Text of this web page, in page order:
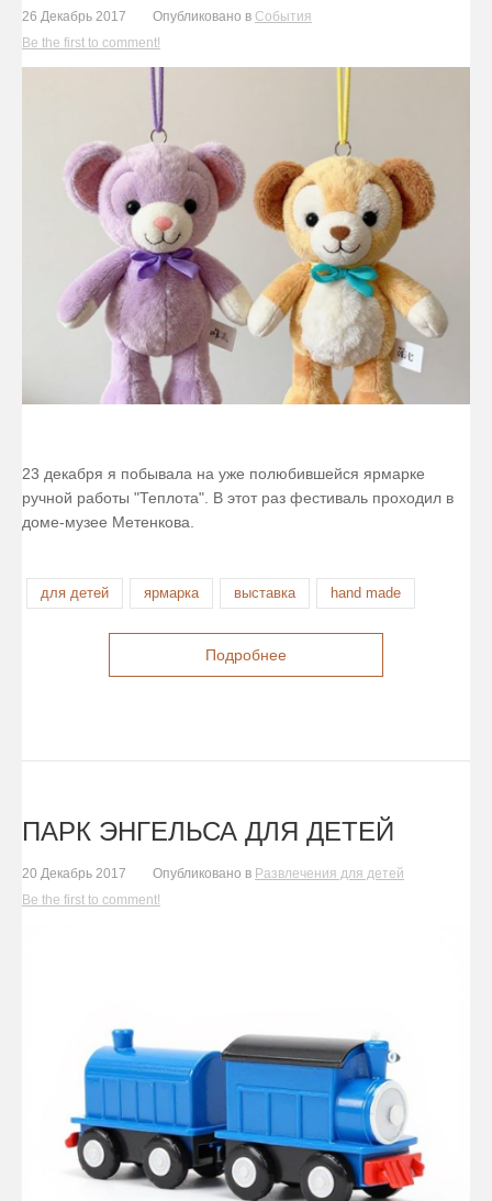
26 Декабрь 2017 Опубликовано в События
Be the first to comment!
23 декабря я побывала на уже полюбившейся ярмарке
ручной работы "Теплота". В этот раз фестиваль проходил в
доме-музее Метенкова.
для детей ярмарка выставка hand made
Подробнее
ПАРК ЭНГЕЛЬСА ДЛЯ ДЕТЕЙ
20 Декабрь 2017 Опубликовано в Развлечения для детей
Be the first to comment!